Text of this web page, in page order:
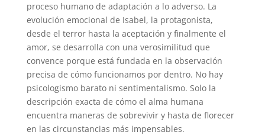
proceso humano de adaptación a lo adverso. La
evolución emocional de Isabel, la protagonista,
desde el terror hasta la aceptación y finalmente el
amor, se desarrolla con una verosimilitud que
convence porque está fundada en la observación
precisa de cómo funcionamos por dentro. No hay
psicologismo barato ni sentimentalismo. Solo la
descripción exacta de cómo el alma humana
encuentra maneras de sobrevivir y hasta de florecer
en las circunstancias más impensables.